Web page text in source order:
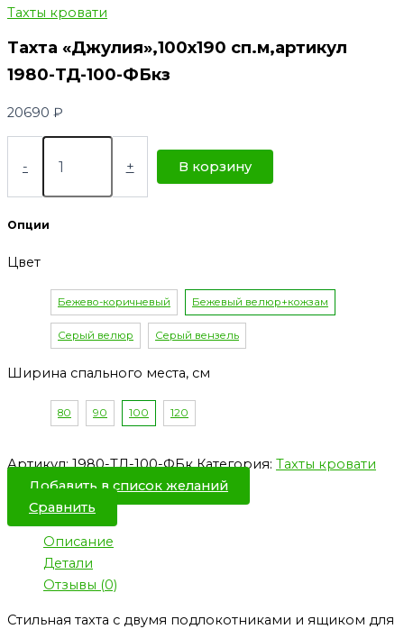
Тахты кровати
Тахта «Джулия»,100х190 сп.м,артикул
1980-ТД-100-ФБкз
20690 ₽
- + В корзину
Опции
Цвет
Бежево-коричневый Бежевый велюр+кожзам
Серый велюр Серый вензель
Ширина спального места, см
80 90 100 120
Артикул:1980-ТД-100-ФБк Категория: Тахты кровати
Добавить в список желаний
Сравнить
Описание
Детали
Отзывы (0)
Стильная тахта с двумя подлокотниками и ящиком для